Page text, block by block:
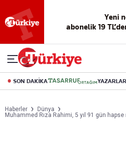
Yeni
abonelik 19
SON DAKİKA YAZARLAR
Haberler
Dünya
Muhammed Rıza Rahimi, 5 yıl 91 gün